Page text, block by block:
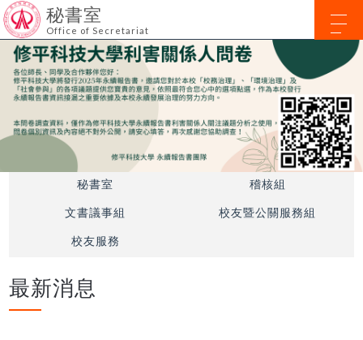
秘書室
Office of Secretariat
秘書室 稽核組
文書議事組 校友暨公關服務組
校友服務
最新消息